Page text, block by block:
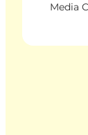
Media